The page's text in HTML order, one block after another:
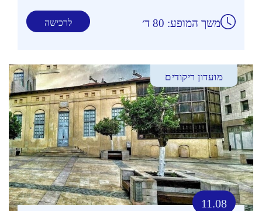
לרכישה משך המופע: 80 ד׳
מועדון ריקודים
11.08